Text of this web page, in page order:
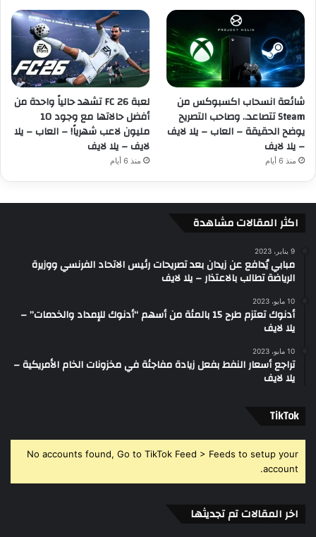
شائعة انسحاب اكسبوكس من
Steam تتصاعد.. وصاحب التصريح
يوضح الحقيقة – العاب – يلا لايف
– يلا لايف
منذ 6 أيام
لعبة FC 26 تشهد حالياً واحدة من
أفضل حالاتها مع وجود 10
مليون لاعب شهرياً! – العاب – يلا
لايف – يلا لايف
منذ 6 أيام
اكثر المقالات مشاهدة
9 يناير، 2023
مبابي يُدافع عن زيدان بعد تصريحات رئيس الاتحاد الفرنسي ووزيرة
الرياضة تطالب بالاعتذار – يلا لايف
10 مايو، 2023
أدنوك تعتزم طرح 15 بالمئة من أسهم “أدنوك للإمداد والخدمات” –
يلا لايف
10 مايو، 2023
تراجع أسعار النفط بفعل زيادة مفاجئة في مخزونات الخام الأمريكية –
يلا لايف
‫TikTok
No accounts found, Go to TikTok Feed > Feeds to setup your
account.
اخر المقالات تم تجديثها